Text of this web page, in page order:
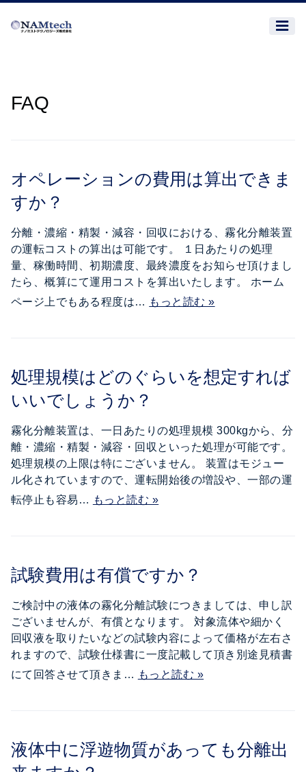
FAQ
オペレーションの費用は算出できま
すか？
分離・濃縮・精製・減容・回収における、霧化分離装置
の運転コストの算出は可能です。 １日あたりの処理
量、稼働時間、初期濃度、最終濃度をお知らせ頂けまし
たら、概算にて運用コストを算出いたします。 ホーム
ページ上でもある程度は… もっと読む »
処理規模はどのぐらいを想定すれば
いいでしょうか？
霧化分離装置は、一日あたりの処理規模 300kgから、分
離・濃縮・精製・減容・回収といった処理が可能です。
処理規模の上限は特にございません。 装置はモジュー
ル化されていますので、運転開始後の増設や、一部の運
転停止も容易… もっと読む »
試験費用は有償ですか？
ご検討中の液体の霧化分離試験につきましては、申し訳
ございませんが、有償となります。 対象流体や細かく
回収液を取りたいなどの試験内容によって価格が左右さ
れますので、試験仕様書に一度記載して頂き別途見積書
にて回答させて頂きま… もっと読む »
液体中に浮遊物質があっても分離出